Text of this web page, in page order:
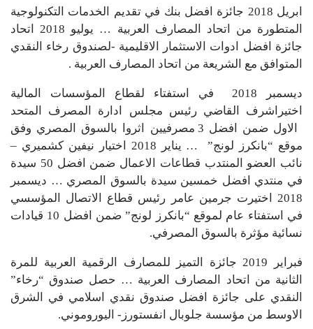
ابريل 2018 جائزة افضل بنك في تقديم الخدمات التكنولوجية
المتطورة من اتحاد المصارف العربية … يوليو 2018 اتحاد
جائزة افضل ادوات الاستثمار الاقليمية -لصندوق رخاء النقدي
المتوافق مع الشريعة من اتحاد المصارف العربية .
ديسمبر 2018 في استفتاء لقطاع المؤسسات المالية
اختيراشرف القاضي رئيس مجلس ادارة المصرف المتحد
الاول ضمن افضل 3 مصرفيين اثروا بالسوق المصري وفق
موقع “بانكرز لونج” … يناير 2018 اختيار نيفين كشميري –
نائب العضو المنتدب قطاعات الاعمال ضمن افضل 50 سيدة
في منتدي افضل خمسين سيدة بالسوق المصري … ديسمبر
2018 اختيرت جرمين عامر رئيس قطاع الاتصال المؤسسي
في استفتاء عام لموقع “بانكرز لونج” ضمن افضل 10 قيادات
نسائية مؤثرة بالسوق المصرفي.
فبراير 2019 جائزة التميز للمصارف الرقمية العربية للمرة
الثانية من اتحاد المصارف العربية … حصل صندوق “رخاء”
النقدي على جائزة افضل صندوق نقدي اسلامي في الشرق
الاوسط من مؤسسة جلوبال انفستورز- اليوروموني.